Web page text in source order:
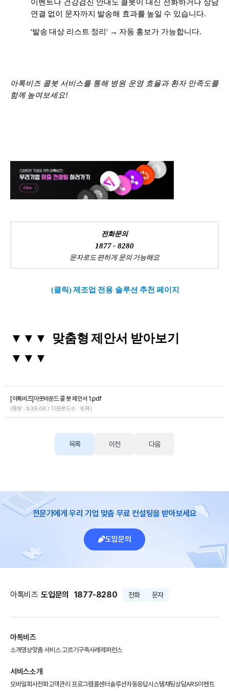
이벤트나 건강검진 안내도 콜봇이 대신 전화하거나 상담
연결 없이 문자까지 발송해 효과를 높일 수 있습니다.
'발송 대상 리스트 정리' → 자동 홍보가 가능합니다.
아톡비즈 콜봇 서비스를 통해 병원 운영 효율과 환자 만족도를
함께 높여보세요!
전화문의
1877 - 8280
문자로도 편하게 문의 가능해요
(클릭) 제조업 전용 솔루션 추천 페이지
▼ ▼▼ 맞춤형 제안서 받아보기
▼▼▼
[아톡비즈]아웃바운드 콜 봇 제안서 1.pdf
(용량 : 839.6K / 다운로드수 : 874)
목록 이전 다음
전문가에게 우리 기업 맞춤 무료 컨설팅을 받아보세요
도입문의
아톡비즈 도입문의 1877-8280 전화 문자
아톡비즈
소개영상맞춤 서비스 고르기구축사례레퍼런스
서비스소개
모바일회사전화고객관리 프로그램콜센터솔루션자동응답시스템채팅상담ARS이벤트